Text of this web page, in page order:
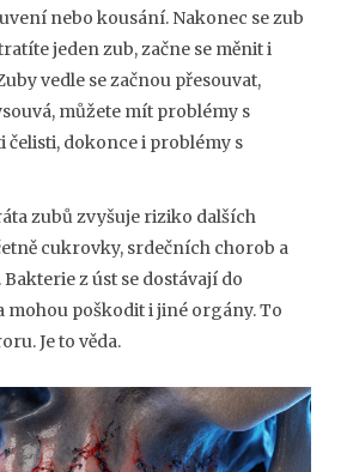
nebo kousání. Nakonec se zub
jeden zub, začne se měnit i
vedle se začnou přesouvat,
můžete mít problémy s
čelisti, dokonce i problémy s
zubů zvyšuje riziko dalších
cukrovky, srdečních chorob a
z úst se dostávají do
mohou poškodit i jiné orgány. To
Je to věda.